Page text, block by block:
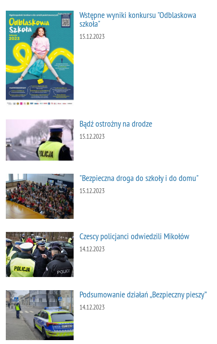
Wstępne wyniki konkursu "Odblaskowa
szkoła"
15.12.2023
Bądź ostrożny na drodze
15.12.2023
"Bezpieczna droga do szkoły i do domu"
15.12.2023
Czescy policjanci odwiedzili Mikołów
14.12.2023
Podsumowanie działań „Bezpieczny pieszy”
14.12.2023